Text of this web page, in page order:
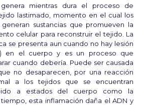
mientras dura el proceso de
lastimado, momento en el cual los
sustancias que promueven la
celular para reconstruir el tejido. La
se presenta aun cuando no hay lesión
en el cuerpo y es un proceso que
cuando debería. Puede ser causada
no desaparecen, por una reacción
a los tejidos que se encuentran
a estados del cuerpo como la
esta inflamación daña el ADN y